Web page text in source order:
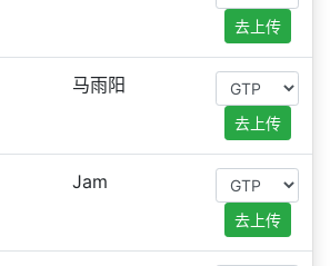
去上传
马雨阳
去上传
Jam
去上传